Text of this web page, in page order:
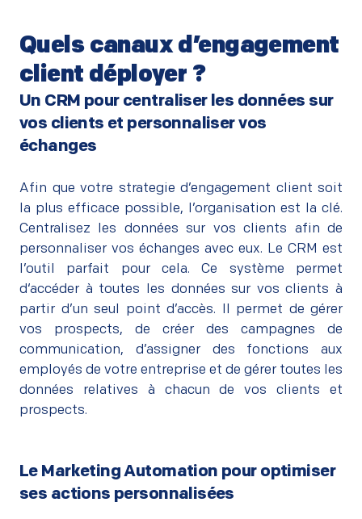
Quels canaux d’engagement
client déployer ?
Un CRM pour centraliser les données sur
vos clients et personnaliser vos
échanges
Afin que votre strategie d’engagement client soit
la plus efficace possible, l’organisation est la clé.
Centralisez les données sur vos clients afin de
personnaliser vos échanges avec eux. Le CRM est
l’outil parfait pour cela. Ce système permet
d‘accéder à toutes les données sur vos clients à
partir d’un seul point d’accès. Il permet de gérer
vos prospects, de créer des campagnes de
communication, d’assigner des fonctions aux
employés de votre entreprise et de gérer toutes les
données relatives à chacun de vos clients et
prospects.
Le Marketing Automation pour optimiser
ses actions personnalisées